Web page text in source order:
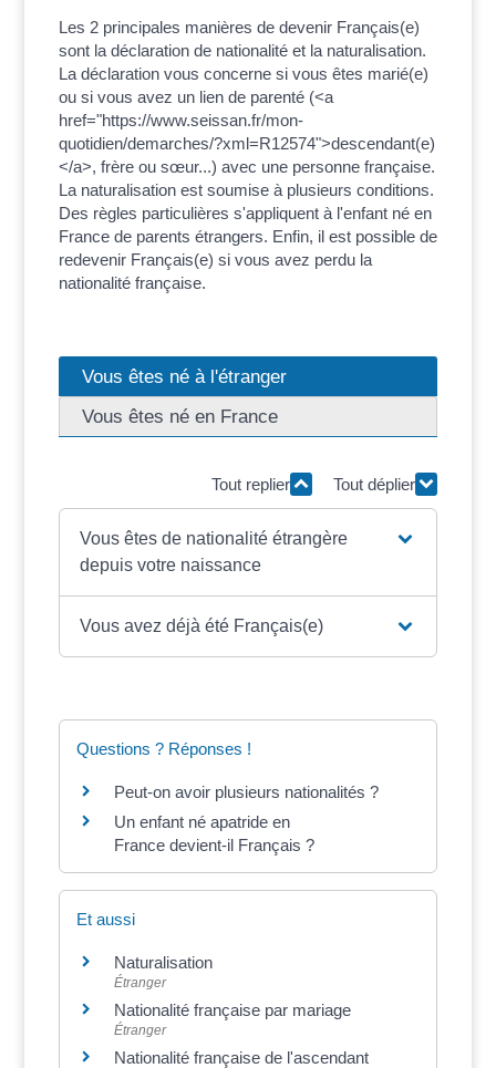
Les 2 principales manières de devenir Français(e)
sont la déclaration de nationalité et la naturalisation.
La déclaration vous concerne si vous êtes marié(e)
ou si vous avez un lien de parenté (<a
href="https://www.seissan.fr/mon-
quotidien/demarches/?xml=R12574">descendant(e)
</a>, frère ou sœur...) avec une personne française.
La naturalisation est soumise à plusieurs conditions.
Des règles particulières s'appliquent à l'enfant né en
France de parents étrangers. Enfin, il est possible de
redevenir Français(e) si vous avez perdu la
nationalité française.
Vous êtes né à l'étranger
Vous êtes né en France
Tout replier Tout déplier
Vous êtes de nationalité étrangère
depuis votre naissance
Vous avez déjà été Français(e)
Questions ? Réponses !
Peut-on avoir plusieurs nationalités ?
Un enfant né apatride en
France devient-il Français ?
Et aussi
Naturalisation
Étranger
Nationalité française par mariage
Étranger
Nationalité française de l'ascendant